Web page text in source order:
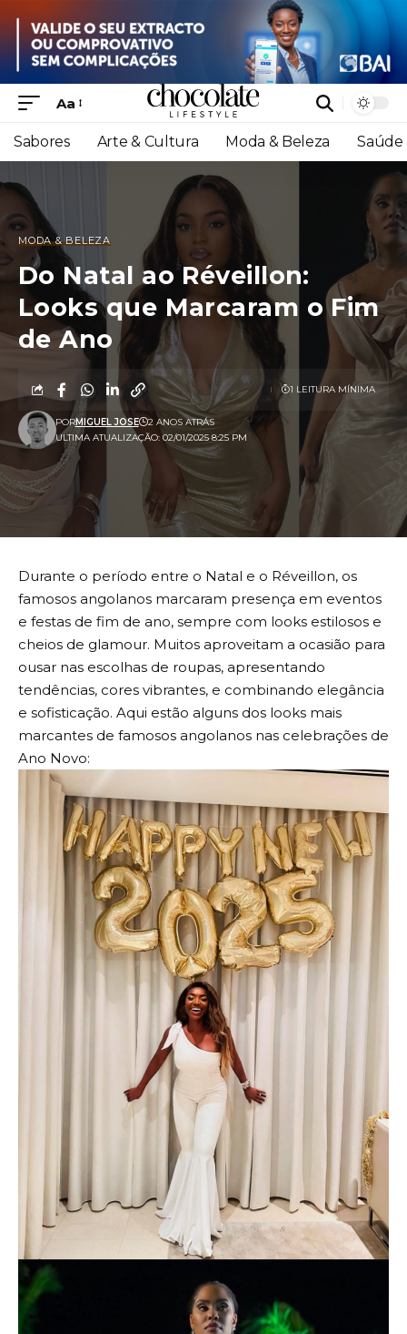
Aa
Sabores Arte & Cultura Moda & Beleza Saúde
MODA & BELEZA
Do Natal ao Réveillon:
Looks que Marcaram o Fim
de Ano
ULTIMA ATUALIZAÇÃO: 02/01/2025 8:25 PM
PORMIGUEL JOSE 2 ANOS ATRÁS
1 LEITURA MÍNIMA
Durante o período entre o Natal e o Réveillon, os
famosos angolanos marcaram presença em eventos
e festas de fim de ano, sempre com looks estilosos e
cheios de glamour. Muitos aproveitam a ocasião para
ousar nas escolhas de roupas, apresentando
tendências, cores vibrantes, e combinando elegância
e sofisticação. Aqui estão alguns dos looks mais
marcantes de famosos angolanos nas celebrações de
Ano Novo: